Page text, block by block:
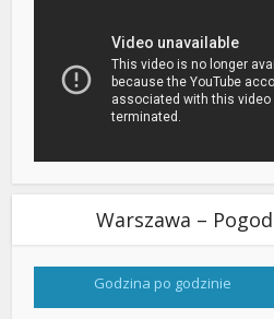
Warszawa –
Godzina po godzinie